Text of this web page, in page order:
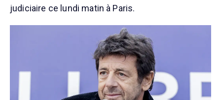
judiciaire ce lundi matin à Paris.